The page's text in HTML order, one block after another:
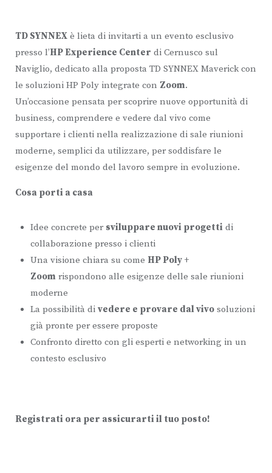
TD SYNNEX è lieta di invitarti a un evento esclusivo
presso l’HP Experience Center di Cernusco sul
Naviglio, dedicato alla proposta TD SYNNEX Maverick con
le soluzioni HP Poly integrate con Zoom.
Un’occasione pensata per scoprire nuove opportunità di
business, comprendere e vedere dal vivo come
supportare i clienti nella realizzazione di sale riunioni
moderne, semplici da utilizzare, per soddisfare le
esigenze del mondo del lavoro sempre in evoluzione.
Cosa porti a casa
Idee concrete per sviluppare nuovi progetti di
collaborazione presso i clienti
Una visione chiara su come HP Poly +
Zoom rispondono alle esigenze delle sale riunioni
moderne
La possibilità di vedere e provare dal vivo soluzioni
già pronte per essere proposte
Confronto diretto con gli esperti e networking in un
contesto esclusivo
Registrati ora per assicurarti il tuo posto!